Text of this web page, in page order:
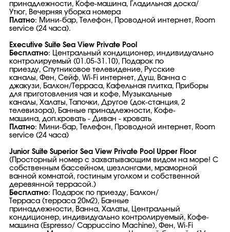
принадлежности, Кофе-машина, Гладильная доска/
Утюг, Вечерняя уборка номера
Платно: Мини-бар, Телефон, Проводной интернет, Room
service (24 часа).
Executive Suite Sea View Private Pool
Бесплатно: Центральный кондиционер, индивидуально
контролируемый (01.05-31.10), Подарок по
приезду, Спутниковое телевидение, Русские
каналы, Фен, Сейф, Wi-Fi интернет, Душ, Ванна с
джакузи, Балкон/Терраса, Кафельная плитка, Приборы
для приготовления чая и кофе, Музыкальные
каналы, Халаты, Тапочки, Другое (док-станция, 2
телевизора), Банные принадлежности, Кофе-
машина, доп.кровать - Диван - кровать
Платно: Мини-бар, Телефон, Проводной интернет, Room
service (24 часа)
Junior Suite Superior Sea View Private Pool Upper Floor
(Просторный номер с захватывающим видом на море! С
собственным бассейном, шезлонгами, мраморной
ванной комнатой, гостиным уголком и собственной
деревянной террасой.)
Бесплатно: Подарок по приезду, Балкон/
Терраса (терраса 20м2), Банные
принадлежности, Ванна, Халаты, Центральный
кондиционер, индивидуально контролируемый, Кофе-
машина (Espresso/ Cappuccino Machine), Фен, Wi-Fi